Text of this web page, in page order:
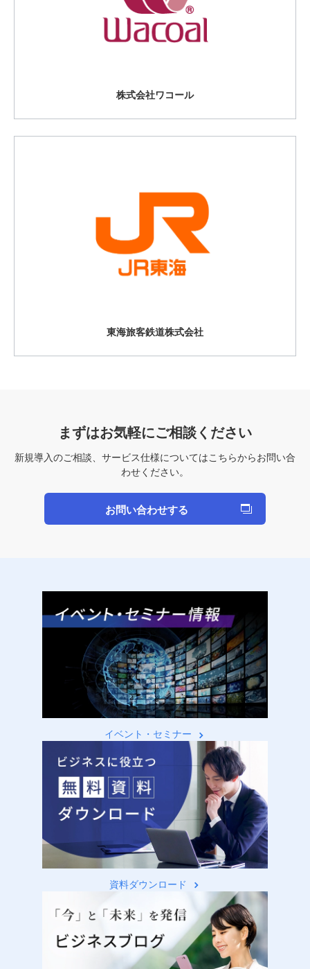
株式会社ワコール
東海旅客鉄道株式会社
まずはお気軽にご相談ください
新規導入のご相談、サービス仕様についてはこちらからお問い合
わせください。
お問い合わせする
イベント・セミナー
資料ダウンロード